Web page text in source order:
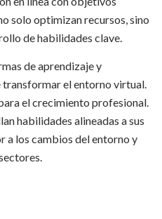
solo optimizan recursos, sino
de habilidades clave.
de aprendizaje y
transformar el entorno virtual.
el crecimiento profesional.
habilidades alineadas a sus
a los cambios del entorno y